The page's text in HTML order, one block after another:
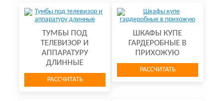
ТУМБЫ ПОД
ТЕЛЕВИЗОР И
АППАРАТУРУ
ДЛИННЫЕ
РАССЧИТАТЬ
ШКАФЫ КУПЕ
ГАРДЕРОБНЫЕ В
ПРИХОЖУЮ
РАССЧИТАТЬ